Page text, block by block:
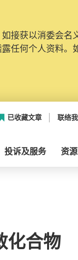
接获以消委会名
任何个人资料。
已收藏文章 联络
投诉及服务 资
化合物